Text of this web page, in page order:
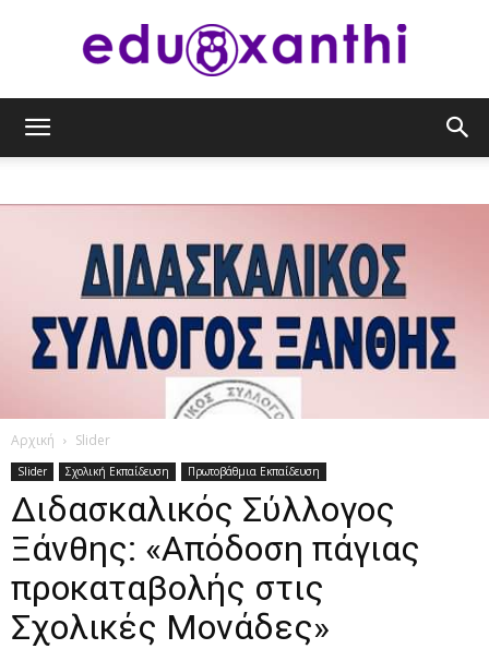
Αρχική Slider
Slider Σχολική Εκπαίδευση Πρωτοβάθμια Εκπαίδευση
Διδασκαλικός Σύλλογος
Ξάνθης: «Απόδοση πάγιας
προκαταβολής στις
Σχολικές Μονάδες»